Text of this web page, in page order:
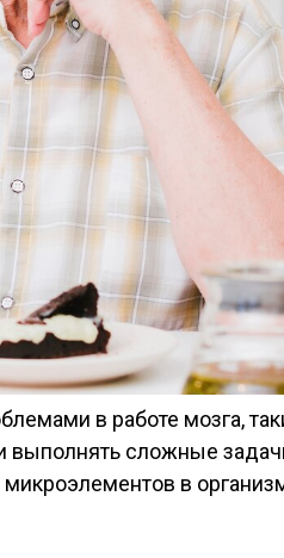
в работе мозга,
выполнять сложные
микроэлементов в